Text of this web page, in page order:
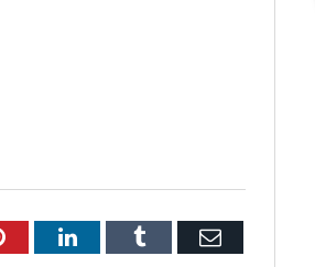
PinterestLinkedInTumblr Email